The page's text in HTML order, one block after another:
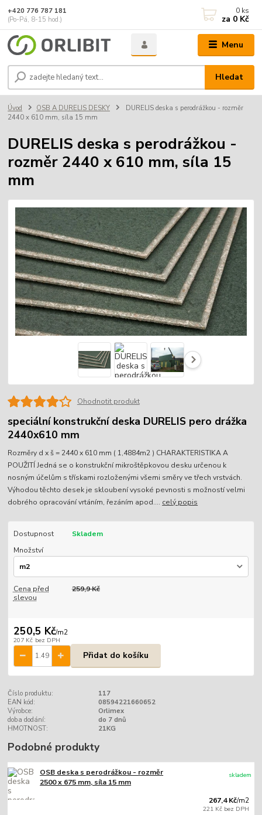
Menu
Hledat
+420 776 787 181
(Po-Pá, 8-15 hod.)
0 ks
za 0 Kč
Úvod OSB A DURELIS DESKY
DURELIS deska s perodrážkou - rozměr
2440 x 610 mm, síla 15 mm
DURELIS deska s perodrážkou -
rozměr 2440 x 610 mm, síla 15
mm
Ohodnotit produkt
speciální konstrukční deska DURELIS pero drážka
2440x610 mm
Rozměry d x š = 2440 x 610 mm ( 1,4884m2 ) CHARAKTERISTIKA A
POUŽITÍ Jedná se o konstrukční mikroštěpkovou desku určenou k
nosným účelům s třískami rozloženými všemi směry ve třech vrstvách.
Výhodou těchto desek je skloubení vysoké pevnosti s možností velmi
dobrého opracování vrtáním, řezáním apod.... celý popis
Dostupnost
Skladem
Množství
Cena před
slevou
259,9 Kč
250,5 Kč/m2
207 Kč bez DPH
Přidat do košíku
Číslo produktu:
117
EAN kód:
08594221660652
Výrobce:
Orlimex
doba dodání:
do 7 dnů
HMOTNOST:
21KG
Podobné produkty
OSB deska s perodrážkou - rozměr
2500 x 675 mm, síla 15 mm
267,4 Kč/m2
221 Kč bez DPH
skladem